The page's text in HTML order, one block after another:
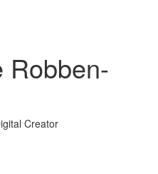
Robben-
Creator